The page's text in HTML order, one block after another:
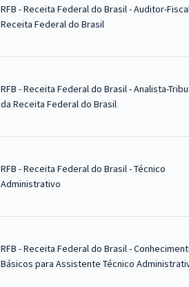
RFB - Receita Federal do Brasil - Auditor-
Receita Federal do Brasil
RFB - Receita Federal do Brasil - Analista-
da Receita Federal do Brasil
RFB - Receita Federal do Brasil - Técnico
Administrativo
RFB - Receita Federal do Brasil -
Básicos para Assistente Técnico